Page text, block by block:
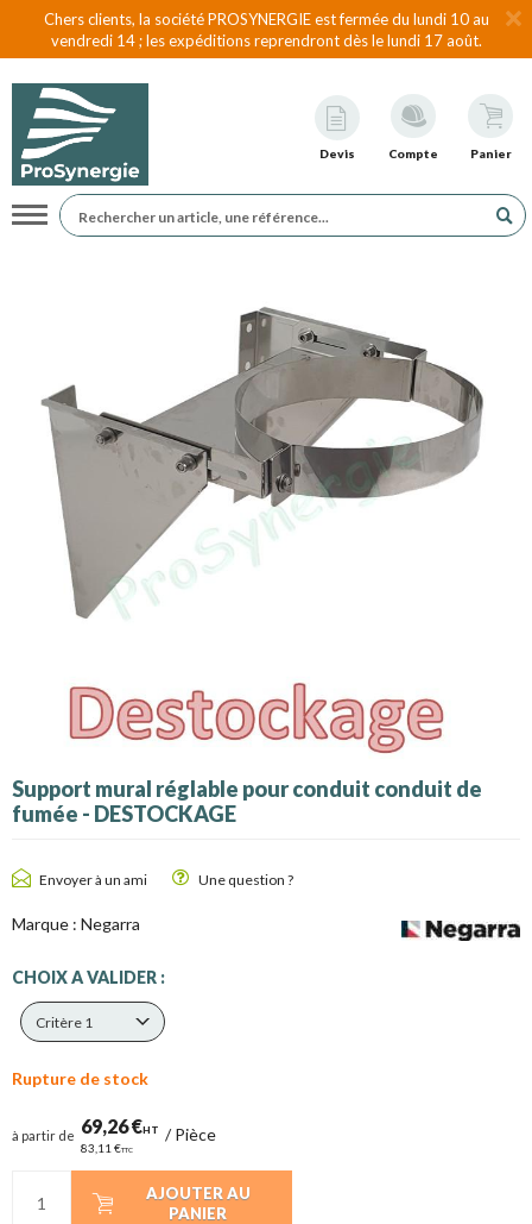
Chers clients, la société PROSYNERGIE est fermée du lundi 10 au
vendredi 14 ; les expéditions reprendront dès le lundi 17 août.
Devis Compte Panier
Navigation
Support mural réglable pour conduit conduit de
fumée - DESTOCKAGE
Envoyer à un ami Une question ?
Marque : Negarra
CHOIX A VALIDER :
Critère 1
Rupture de stock
à partir de 69,26 €HT
83,11 €TTC
/Pièce
AJOUTER AU
PANIER